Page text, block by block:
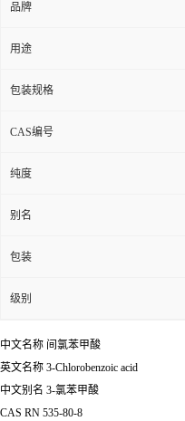
品牌
用途
包装规格
CAS编号
纯度
别名
包装
级别
中文名称 间氯苯甲酸
英文名称 3-Chlorobenzoic acid
中文别名 3-氯苯甲酸
CAS RN 535-80-8